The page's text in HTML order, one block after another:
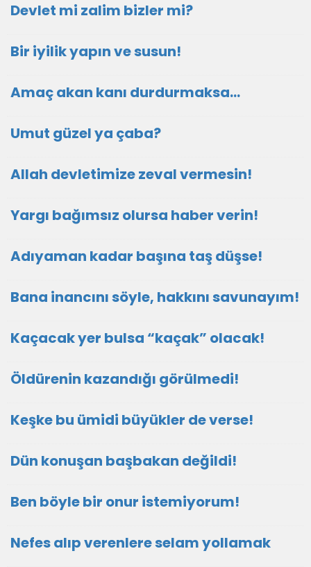
Devlet mi zalim bizler mi?
Bir iyilik yapın ve susun!
Amaç akan kanı durdurmaksa…
Umut güzel ya çaba?
Allah devletimize zeval vermesin!
Yargı bağımsız olursa haber verin!
Adıyaman kadar başına taş düşse!
Bana inancını söyle, hakkını savunayım!
Kaçacak yer bulsa “kaçak” olacak!
Öldürenin kazandığı görülmedi!
Keşke bu ümidi büyükler de verse!
Dün konuşan başbakan değildi!
Ben böyle bir onur istemiyorum!
Nefes alıp verenlere selam yollamak